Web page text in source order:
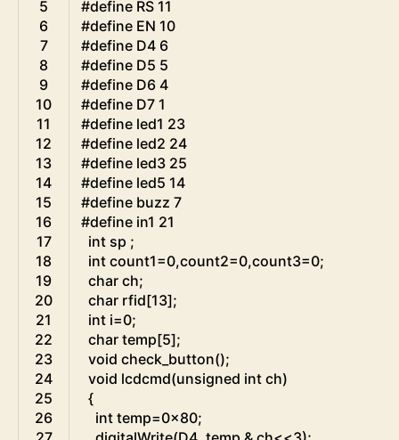
5
6
7
8
9
10
11
12
13
14
15
16
17
18
19
20
21
22
23
24
25
26
#define RS 11
#define EN 10
#define D4 6
#define D5 5
#define D6 4
#define D7 1
#define led1 23
#define led2 24
#define led3 25
#define led5 14
#define buzz 7
#define in1 21
int sp ;
int count1=0,count2=0,count3=0;
char ch;
char rfid[13];
int i=0;
char temp[5];
void check_button();
void lcdcmd(unsigned int ch)
{
int temp=0x80;